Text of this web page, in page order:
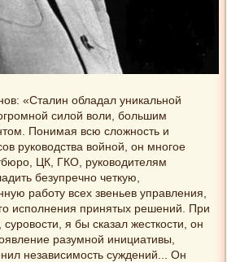
«Сталин обладал уникальной
силой воли, большим
Понимая всю сложность и
руководства войной, он многое
ЦК, ГКО, руководителям
безупречно четкую,
работу всех звеньев управления,
исполнения принятых решений. При
суровости, я бы сказал жесткости, он
разумной инициативы,
независимость суждений... Он